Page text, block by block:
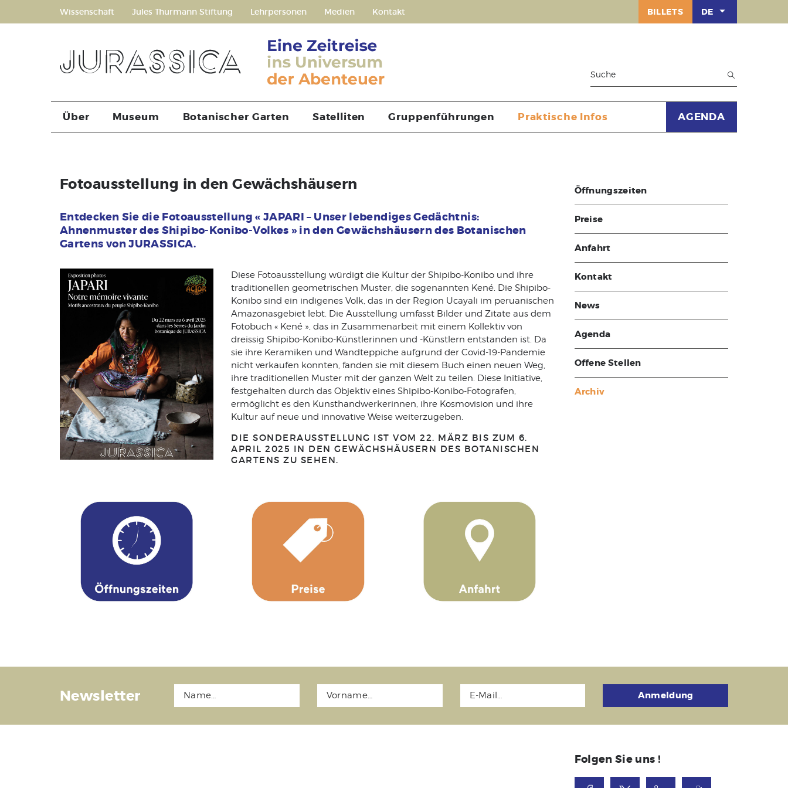
Wissenschaft Jules Thurmann Stiftung Lehrpersonen Medien Kontakt DE
BILLETS
Über Museum Botanischer Garten Satelliten Gruppenführungen Praktische Infos AGENDA
Fotoausstellung in den Gewächshäusern
Entdecken Sie die Fotoausstellung « JAPARI – Unser lebendiges Gedächtnis:
Ahnenmuster des Shipibo-Konibo-Volkes » in den Gewächshäusern des Botanischen
Gartens von JURASSICA.
Diese Fotoausstellung würdigt die Kultur der Shipibo-Konibo und ihre
traditionellen geometrischen Muster, die sogenannten Kené. Die Shipibo-
Konibo sind ein indigenes Volk, das in der Region Ucayali im peruanischen
Amazonasgebiet lebt. Die Ausstellung umfasst Bilder und Zitate aus dem
Fotobuch « Kené », das in Zusammenarbeit mit einem Kollektiv von
dreissig Shipibo-Konibo-Künstlerinnen und -Künstlern entstanden ist. Da
sie ihre Keramiken und Wandteppiche aufgrund der Covid-19-Pandemie
nicht verkaufen konnten, fanden sie mit diesem Buch einen neuen Weg,
ihre traditionellen Muster mit der ganzen Welt zu teilen. Diese Initiative,
festgehalten durch das Objektiv eines Shipibo-Konibo-Fotografen,
ermöglicht es den Kunsthandwerkerinnen, ihre Kosmovision und ihre
Kultur auf neue und innovative Weise weiterzugeben.
DIE SONDERAUSSTELLUNG IST VOM 22. MÄRZ BIS ZUM 6.
APRIL 2025 IN DEN GEWÄCHSHÄUSERN DES BOTANISCHEN
GARTENS ZU SEHEN.
Öffnungszeiten
Preise
Anfahrt
Kontakt
News
Agenda
Offene Stellen
Archiv
Newsletter Anmeldung
Folgen Sie uns !